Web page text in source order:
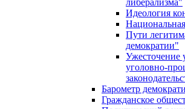
либерализма"
Идеология
Пути
демократии"
Ужесточение
уголовно-
Барометр
Гражданское